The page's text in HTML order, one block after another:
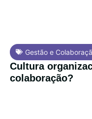
Gestão e
Cultura
colaboração?